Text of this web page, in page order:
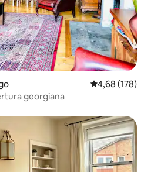
4,68 de uma
4,68 (178)
georgiana